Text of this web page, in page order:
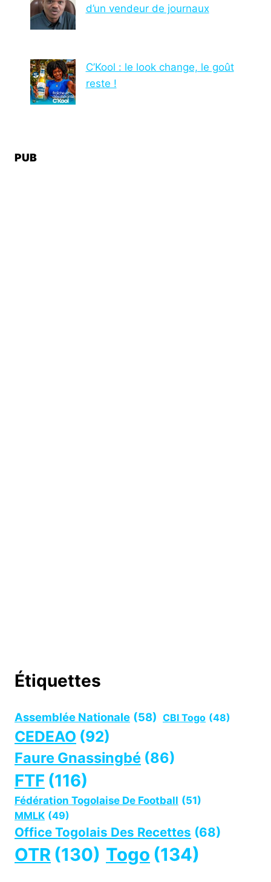
d’un vendeur de journaux
C’Kool : le look change, le goût
reste !
PUB
Étiquettes
Assemblée Nationale (58) CBI Togo (48)
CEDEAO (92)
Faure Gnassingbé (86)
FTF (116)
Fédération Togolaise De Football (51)
MMLK (49)
Office Togolais Des Recettes (68)
OTR (130) Togo (134)